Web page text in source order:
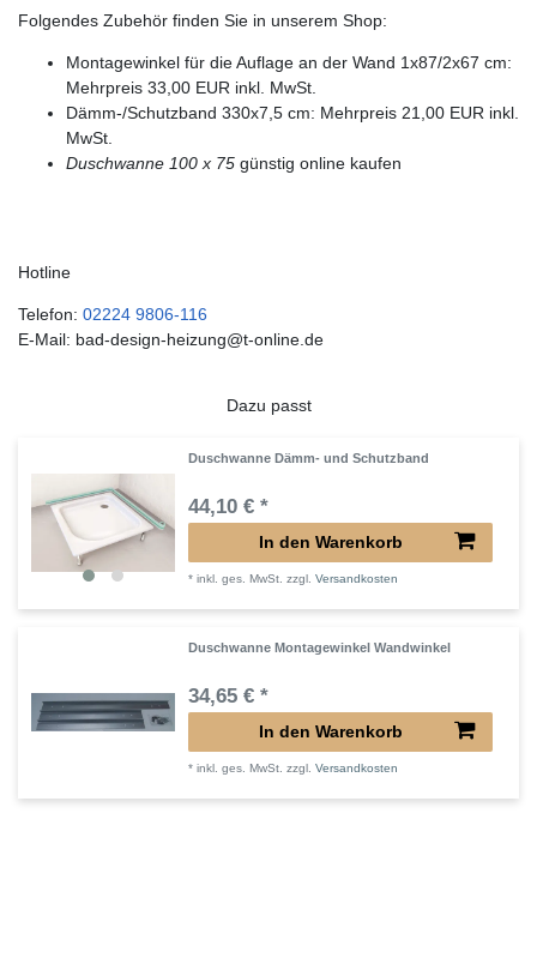
Folgendes Zubehör finden Sie in unserem Shop:
Montagewinkel für die Auflage an der Wand 1x87/2x67 cm:
Mehrpreis 33,00 EUR inkl. MwSt.
Dämm-/Schutzband 330x7,5 cm: Mehrpreis 21,00 EUR inkl.
MwSt.
Duschwanne 100 x 75 günstig online kaufen
Hotline
Telefon: 02224 9806-116
E-Mail: bad-design-heizung@t-online.de
Dazu passt
Duschwanne Dämm- und Schutzband
44,10 € *
In den Warenkorb
*inkl. ges. MwSt. zzgl.Versandkosten
Duschwanne Montagewinkel Wandwinkel
34,65 € *
In den Warenkorb
*inkl. ges. MwSt. zzgl.Versandkosten